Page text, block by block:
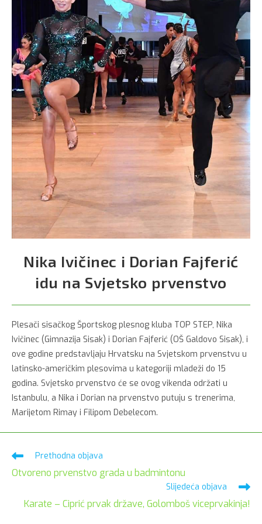
Nika Ivičinec i Dorian Fajferić
idu na Svjetsko prvenstvo
Plesači sisačkog Športskog plesnog kluba TOP STEP, Nika
Ivičinec (Gimnazija Sisak) i Dorian Fajferić (OŠ Galdovo Sisak), i
ove godine predstavljaju Hrvatsku na Svjetskom prvenstvu u
latinsko-američkim plesovima u kategoriji mladeži do 15
godina. Svjetsko prvenstvo će se ovog vikenda održati u
Istanbulu, a Nika i Dorian na prvenstvo putuju s trenerima,
Marijetom Rimay i Filipom Debelecom.
Pročitaj
više
članaka
Prethodna objava
Otvoreno prvenstvo grada u badmintonu
Slijedeća objava
Karate – Ciprić prvak države, Golomboš viceprvakinja!